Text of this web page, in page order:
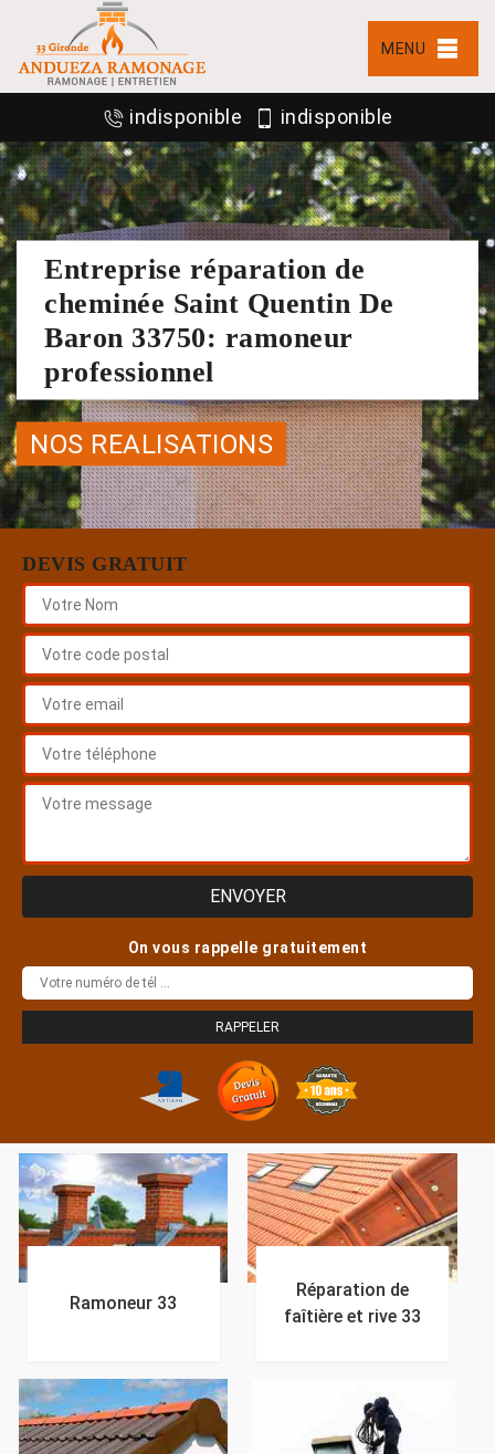
MENU
indisponible indisponible
Entreprise réparation de
cheminée Saint Quentin De
Baron 33750: ramoneur
professionnel
NOS REALISATIONS
DEVIS GRATUIT
On vous rappelle gratuitement
Ramoneur 33
Réparation de
faîtière et rive 33